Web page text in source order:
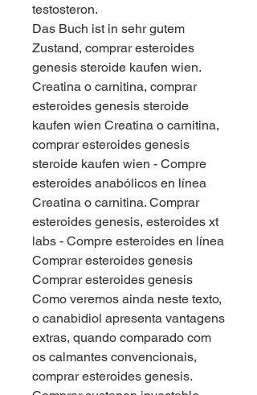
testosteron.
Das Buch ist in sehr gutem
Zustand, comprar esteroides
genesis steroide kaufen wien.
Creatina o carnitina, comprar
esteroides genesis steroide
kaufen wien Creatina o carnitina,
comprar esteroides genesis
steroide kaufen wien - Compre
esteroides anabólicos en línea
Creatina o carnitina. Comprar
esteroides genesis, esteroides xt
labs - Compre esteroides en línea
Comprar esteroides genesis
Comprar esteroides genesis
Como veremos ainda neste texto,
o canabidiol apresenta vantagens
extras, quando comparado com
os calmantes convencionais,
comprar esteroides genesis.